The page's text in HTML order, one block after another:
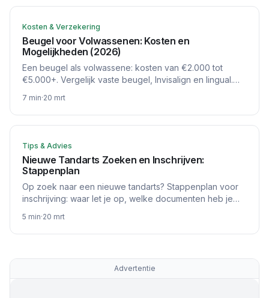
Kosten & Verzekering
Beugel voor Volwassenen: Kosten en
Mogelijkheden (2026)
Een beugel als volwassene: kosten van €2.000 tot
€5.000+. Vergelijk vaste beugel, Invisalign en lingual.
7 min·20 mrt
Tips & Advies
Nieuwe Tandarts Zoeken en Inschrijven:
Stappenplan
Op zoek naar een nieuwe tandarts? Stappenplan voor
inschrijving: waar let je op, welke documenten heb je
5 min·20 mrt
Advertentie